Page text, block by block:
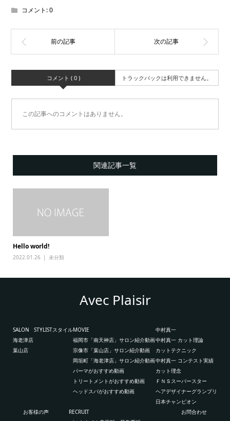
コメント:0
コメント ( 0 ) トラックバックは利用できません。
この記事へのコメントはありません。
関連記事一覧
Hello world!
2022.01.26 未分類
Avec Plaisir
SALON
海老津店
葉山店
STYLISTスタイルMOVIE
福岡市「南天神店」サロン紹介動画
宗像市「葉山店」サロン紹介動画
岡垣町「海老津店」サロン紹介動画
パーマがおすすめ動画
トリートメントがおすすめ動画
ヘッドスパがおすすめ動画
中村真一
中村真一 カット理論
カットテクニック
中村真一 コンテスト実績
カット理念
ＦＮＳスーパースター
ヘアデザイナーグランプリ
日本チャンピオン
お客様の声
RECRUIT
お問合わせ